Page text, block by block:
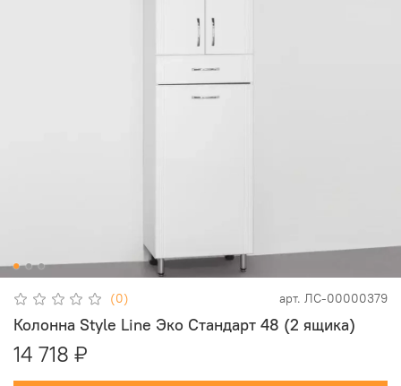
(0) арт. ЛС-00000379
Колонна Style Line Эко Стандарт 48 (2 ящика)
14 718 ₽